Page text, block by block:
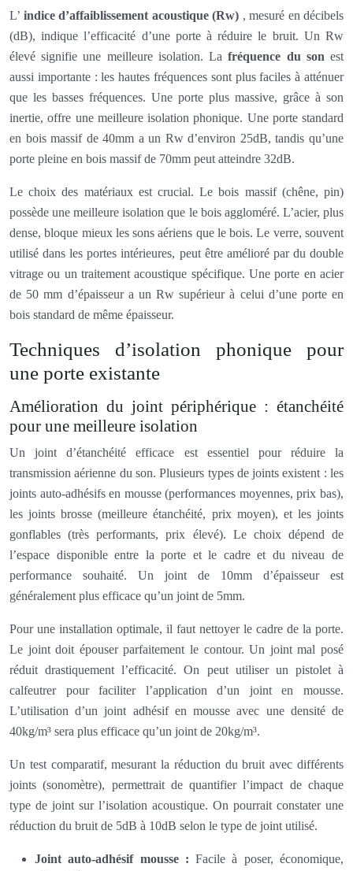
L’ indice d’affaiblissement acoustique (Rw) , mesuré en décibels
(dB), indique l’efficacité d’une porte à réduire le bruit. Un Rw
élevé signifie une meilleure isolation. Lafréquence du sonest
aussi importante : les hautes fréquences sont plus faciles à atténuer
que les basses fréquences. Une porte plus massive, grâce à son
inertie, offre une meilleure isolation phonique. Une porte standard
en bois massif de 40mm a un Rw d’environ 25dB, tandis qu’une
porte pleine en bois massif de 70mm peut atteindre 32dB.
Le choix des matériaux est crucial. Le bois massif (chêne, pin)
possède une meilleure isolation que le bois aggloméré. L’acier, plus
dense, bloque mieux les sons aériens que le bois. Le verre, souvent
utilisé dans les portes intérieures, peut être amélioré par du double
vitrage ou un traitement acoustique spécifique. Une porte en acier
de 50 mm d’épaisseur a un Rw supérieur à celui d’une porte en
bois standard de même épaisseur.
Techniques d’isolation phonique pour
une porte existante
Amélioration du joint périphérique : étanchéité
pour une meilleure isolation
Un joint d’étanchéité efficace est essentiel pour réduire la
transmission aérienne du son. Plusieurs types de joints existent : les
joints auto-adhésifs en mousse (performances moyennes, prix bas),
les joints brosse (meilleure étanchéité, prix moyen), et les joints
gonflables (très performants, prix élevé). Le choix dépend de
l’espace disponible entre la porte et le cadre et du niveau de
performance souhaité. Un joint de 10mm d’épaisseur est
généralement plus efficace qu’un joint de 5mm.
Pour une installation optimale, il faut nettoyer le cadre de la porte.
Le joint doit épouser parfaitement le contour. Un joint mal posé
réduit drastiquement l’efficacité. On peut utiliser un pistolet à
calfeutrer pour faciliter l’application d’un joint en mousse.
L’utilisation d’un joint adhésif en mousse avec une densité de
40kg/m³ sera plus efficace qu’un joint de 20kg/m³.
Un test comparatif, mesurant la réduction du bruit avec différents
joints (sonomètre), permettrait de quantifier l’impact de chaque
type de joint sur l’isolation acoustique. On pourrait constater une
réduction du bruit de 5dB à 10dB selon le type de joint utilisé.
Joint auto-adhésif mousse :Facile à poser, économique,